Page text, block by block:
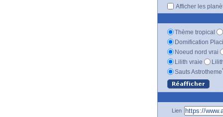
Afficher les
Thème tropical
Domification
Noeud nord vrai
Lilith vraie
Sauts Astrotheme
Lien